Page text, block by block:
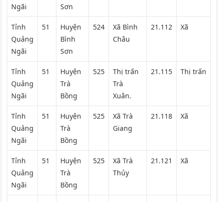
Ngãi
Sơn
Tỉnh
Quảng
Ngãi
51
Huyện
Bình
Sơn
524
Xã Bình
Châu
21.112 Xã
Tỉnh
Quảng
Ngãi
51
Huyện
Trà
Bồng
525
Thị trấn
Trà
Xuân.
21.115 Thị trấn
Tỉnh
Quảng
Ngãi
51
Huyện
Trà
Bồng
525
Xã Trà
Giang
21.118 Xã
Tỉnh
Quảng
Ngãi
51
Huyện
Trà
Bồng
525
Xã Trà
Thủy
21.121 Xã